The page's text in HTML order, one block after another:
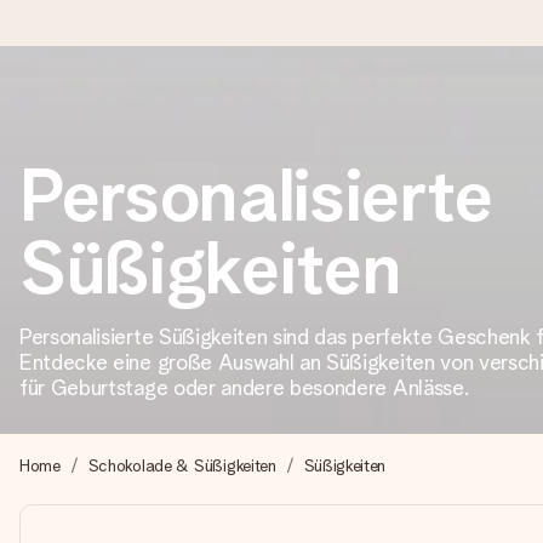
Wir bereiten dein Geschenk sorgfältig vor und schicken es
4,8 (basierend auf +15.000 Bewertungen)
Unsere Geschenke begeistern. Kunden bewerten uns mit
Erstelle etwas Einzigartiges in wenigen Schritten – mit
Personalisierte
Süßigkeiten
Personalisierte Süßigkeiten sind das perfekte Geschenk
Entdecke eine große Auswahl an Süßigkeiten von
für Geburtstage oder andere besondere Anlässe.
Home Schokolade & Süßigkeiten Süßigkeiten